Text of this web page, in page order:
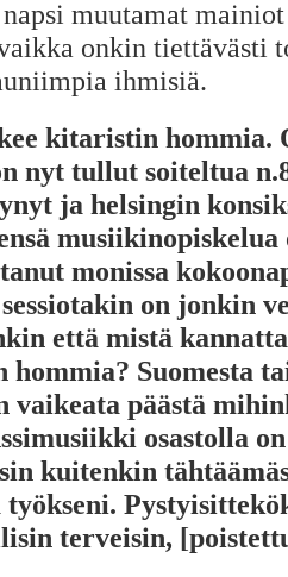
muutamat
onkin tiettävästi
ihmisiä.
kitaristin hommia.
nyt tullut soiteltua
ja helsingin
musiikinopiskelua
monissa
on jonkin
että mistä
hommia? Suomesta
vaikeata päästä
osastolla
kuitenkin
terveisin,